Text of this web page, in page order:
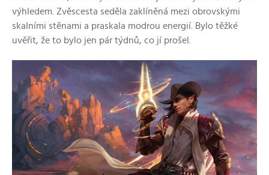
výhledem. Zvěscesta seděla zaklíněná mezi obrovskými
skalními stěnami a praskala modrou energií. Bylo těžké
uvěřit, že to bylo jen pár týdnů, co jí prošel.